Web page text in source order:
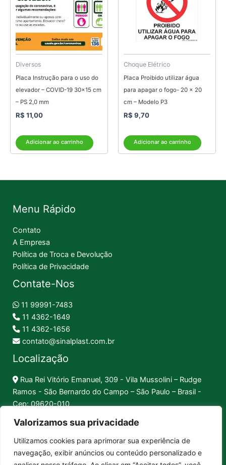
Valorizamos sua privacidade
Utilizamos cookies para aprimorar sua experiência de
navegação, exibir anúncios ou conteúdo personalizado e
Diversos
Placa Instrução para o uso do
elevador – COVID-19 30×15 cm
– PS 2,0 mm
R$ 11,00
Adicionar ao carrinho
Choque Elétrico
Placa Proibido utilizar água
para apagar o fogo- 20 x 20
cm – Modelo P3
R$ 9,70
Adicionar ao carrinho
Menu Rápido
Contato
A Empresa
Política de Troca e Devolução
Política de Privacidade
Contate-Nos
11 99991-7483
11 4362-1649
11 4362-1656
contato@sinalplast.com.br
Localização
Rua Rei Vitório Emanuel, 309 - Vila Mussolini – Rudge
Ramos - São Bernardo do Campo – São Paulo – Brasil -
Cep: 09620-010
Pix │ Boleto │ Cartão